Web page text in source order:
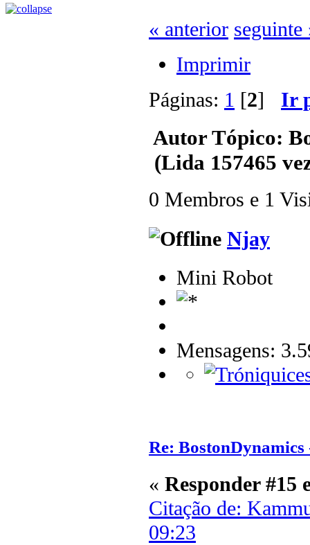
« anterior seguinte
Imprimir
Páginas: 1 [2] Ir
AutorTópico:
(Lida 157465
0 Membros e 1
Njay
Mini Robot
Mensagens:
Re:
« Responder #15
Citação de:
09:23